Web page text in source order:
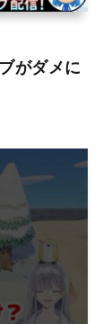
がダメに